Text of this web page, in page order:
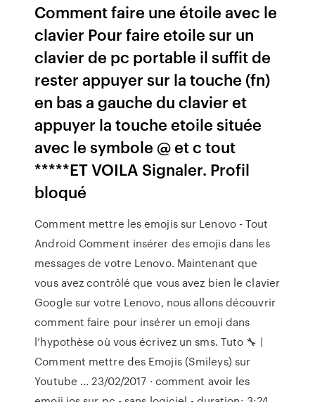
Comment faire une étoile avec le
clavier Pour faire etoile sur un
clavier de pc portable il suffit de
rester appuyer sur la touche (fn)
en bas a gauche du clavier et
appuyer la touche etoile située
avec le symbole @ et c tout
*****ET VOILA Signaler. Profil
bloqué
Comment mettre les emojis sur Lenovo - Tout
Android Comment insérer des emojis dans les
messages de votre Lenovo. Maintenant que
vous avez contrôlé que vous avez bien le clavier
Google sur votre Lenovo, nous allons découvrir
comment faire pour insérer un emoji dans
l’hypothèse où vous écrivez un sms. Tuto 🔧 |
Comment mettre des Emojis (Smileys) sur
Youtube ... 23/02/2017 · comment avoir les